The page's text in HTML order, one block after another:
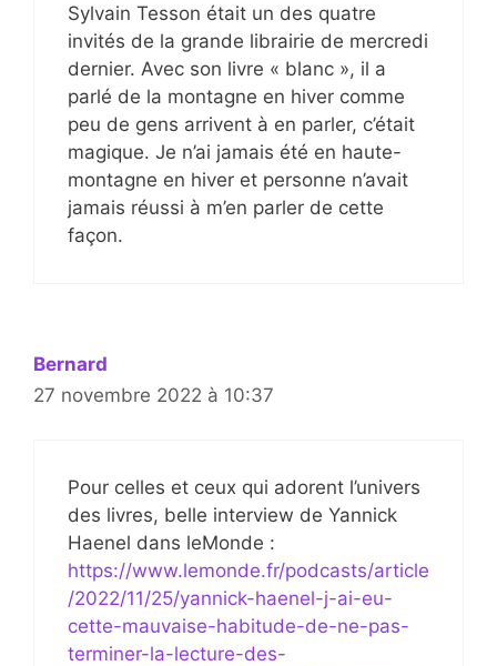
Sylvain Tesson était un des quatre
invités de la grande librairie de mercredi
dernier. Avec son livre « blanc », il a
parlé de la montagne en hiver comme
peu de gens arrivent à en parler, c’était
magique. Je n’ai jamais été en haute-
montagne en hiver et personne n’avait
jamais réussi à m’en parler de cette
façon.
Bernard
27 novembre 2022 à 10:37
Pour celles et ceux qui adorent l’univers
des livres, belle interview de Yannick
Haenel dans leMonde :
https://www.lemonde.fr/podcasts/article
/2022/11/25/yannick-haenel-j-ai-eu-
cette-mauvaise-habitude-de-ne-pas-
terminer-la-lecture-des-